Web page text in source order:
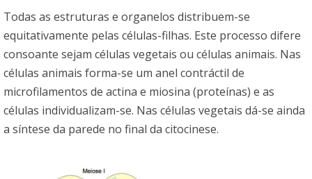
Todas as estruturas e organelos distribuem-se
equitativamente pelas células-filhas. Este processo difere
consoante sejam células vegetais ou células animais. Nas
células animais forma-se um anel contráctil de
microfilamentos de actina e miosina (proteínas) e as
células individualizam-se. Nas células vegetais dá-se ainda
a síntese da parede no final da citocinese.